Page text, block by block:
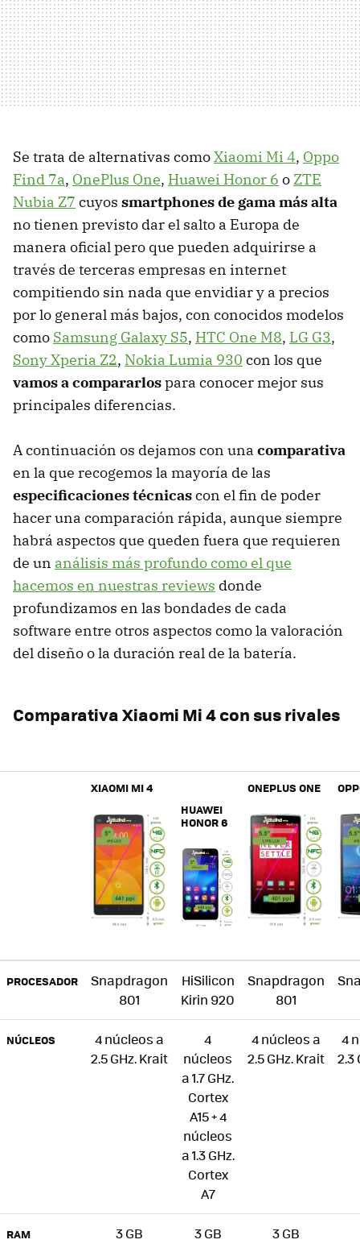
Se trata de alternativas comoXiaomi Mi 4, Oppo
Find 7a, OnePlus One, Huawei Honor 6 o ZTE
Nubia Z7 cuyos smartphones de gama más alta
no tienen previsto dar el salto a Europa de
manera oficial pero que pueden adquirirse a
través de terceras empresas en internet
compitiendo sin nada que envidiar y a precios
por lo general más bajos, con conocidos modelos
como Samsung Galaxy S5, HTC One M8, LG G3,
Sony Xperia Z2, Nokia Lumia 930 con los que
vamos a compararlospara conocer mejor sus
principales diferencias.
A continuación os dejamos con una comparativa
en la que recogemos la mayoría de las
especificaciones técnicascon el fin de poder
hacer una comparación rápida, aunque siempre
habrá aspectos que queden fuera que requieren
de un análisis más profundo como el que
hacemos en nuestras reviews donde
profundizamos en las bondades de cada
software entre otros aspectos como la valoración
del diseño o la duración real de la batería.
Comparativa Xiaomi Mi 4 con sus rivales
XIAOMI MI 4
HUAWEI
HONOR 6
ONEPLUS ONE
PROCESADOR
Snapdragon
801
HiSilicon
Kirin 920
Snapdragon
801
NÚCLEOS
4 núcleos a
2.5 GHz. Krait
4
núcleos
a 1.7 GHz.
Cortex
A15 + 4
núcleos
a 1.3 GHz.
Cortex
A7
4 núcleos a
2.5 GHz. Krait
4
2.3
RAM 3 GB 3 GB 3 GB